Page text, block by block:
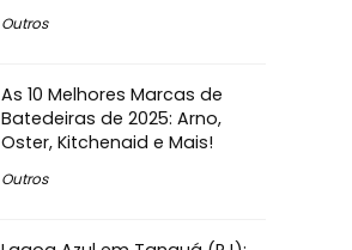
Outros
As 10 Melhores Marcas de
Batedeiras de 2025: Arno,
Oster, Kitchenaid e Mais!
Outros